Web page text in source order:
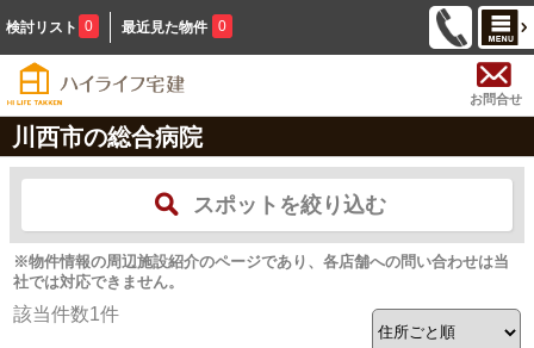
検討リスト 0 最近見た物件 0
お問合せ
川西市の総合病院
スポットを絞り込む
※物件情報の周辺施設紹介のページであり、各店舗への問い合わせは当
社では対応できません。
該当件数1件